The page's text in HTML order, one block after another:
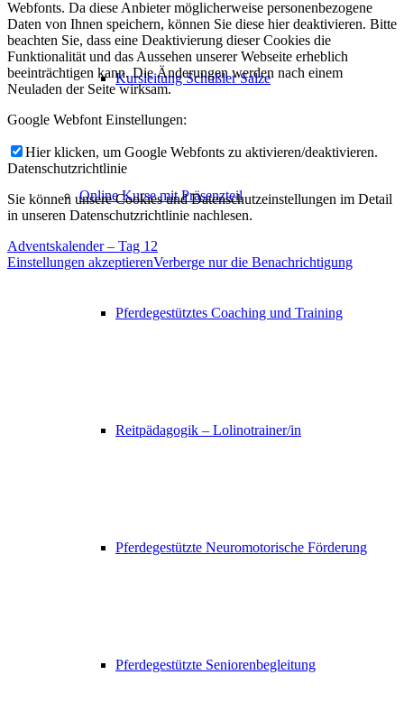
Kursleitung Schüßler Salze
Online Kurse mit Präsenzteil
Pferdegestütztes Coaching und Training
Reitpädagogik – Lolinotrainer/in
Pferdegestützte Neuromotorische Förderung
Pferdegestützte Seniorenbegleitung
Webfonts. Da diese Anbieter möglicherweise personenbezogene
Daten von Ihnen speichern, können Sie diese hier deaktivieren. Bitte
beachten Sie, dass eine Deaktivierung dieser Cookies die
Funktionalität und das Aussehen unserer Webseite erheblich
beeinträchtigen kann. Die Änderungen werden nach einem
Neuladen der Seite wirksam.
Google Webfont Einstellungen:
Hier klicken, um Google Webfonts zu aktivieren/deaktivieren.
Datenschutzrichtlinie
Sie können unsere Cookies und Datenschutzeinstellungen im Detail
in unseren Datenschutzrichtlinie nachlesen.
Adventskalender – Tag 12
Einstellungen akzeptierenVerberge nur die Benachrichtigung